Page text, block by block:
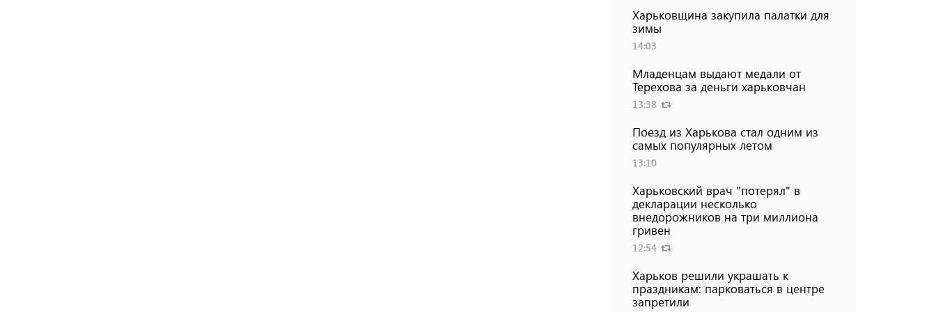
Харьковщина закупила палатки для
зимы
14:03
Младенцам выдают медали от
Терехова за деньги харьковчан
13:38
Поезд из Харькова стал одним из
самых популярных летом
13:10
Харьковский врач "потерял" в
декларации несколько
внедорожников на три миллиона
гривен
12:54
Харьков решили украшать к
праздникам: парковаться в центре
запретили